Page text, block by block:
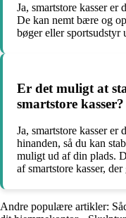
Ja, smartstore kasser
De kan nemt bære og
bøger eller sportsudstyr
Er det muligt at
smartstore kasser?
Ja, smartstore kasser
hinanden, så du kan
muligt ud af din plads.
af smartstore kasser,
Andre populære artikler: